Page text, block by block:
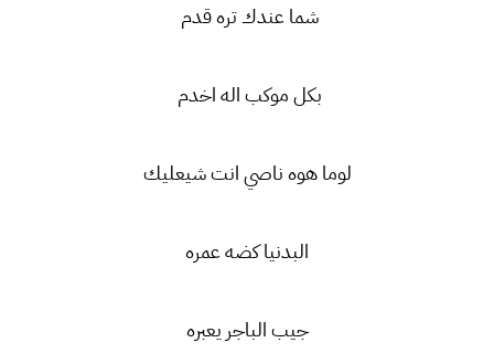
شما عندك تره قدم
بكل موكب اله اخدم
لوما هوه ناصي انت شيعليك
البدنيا كضه عمره
جيب الباجر يعبره